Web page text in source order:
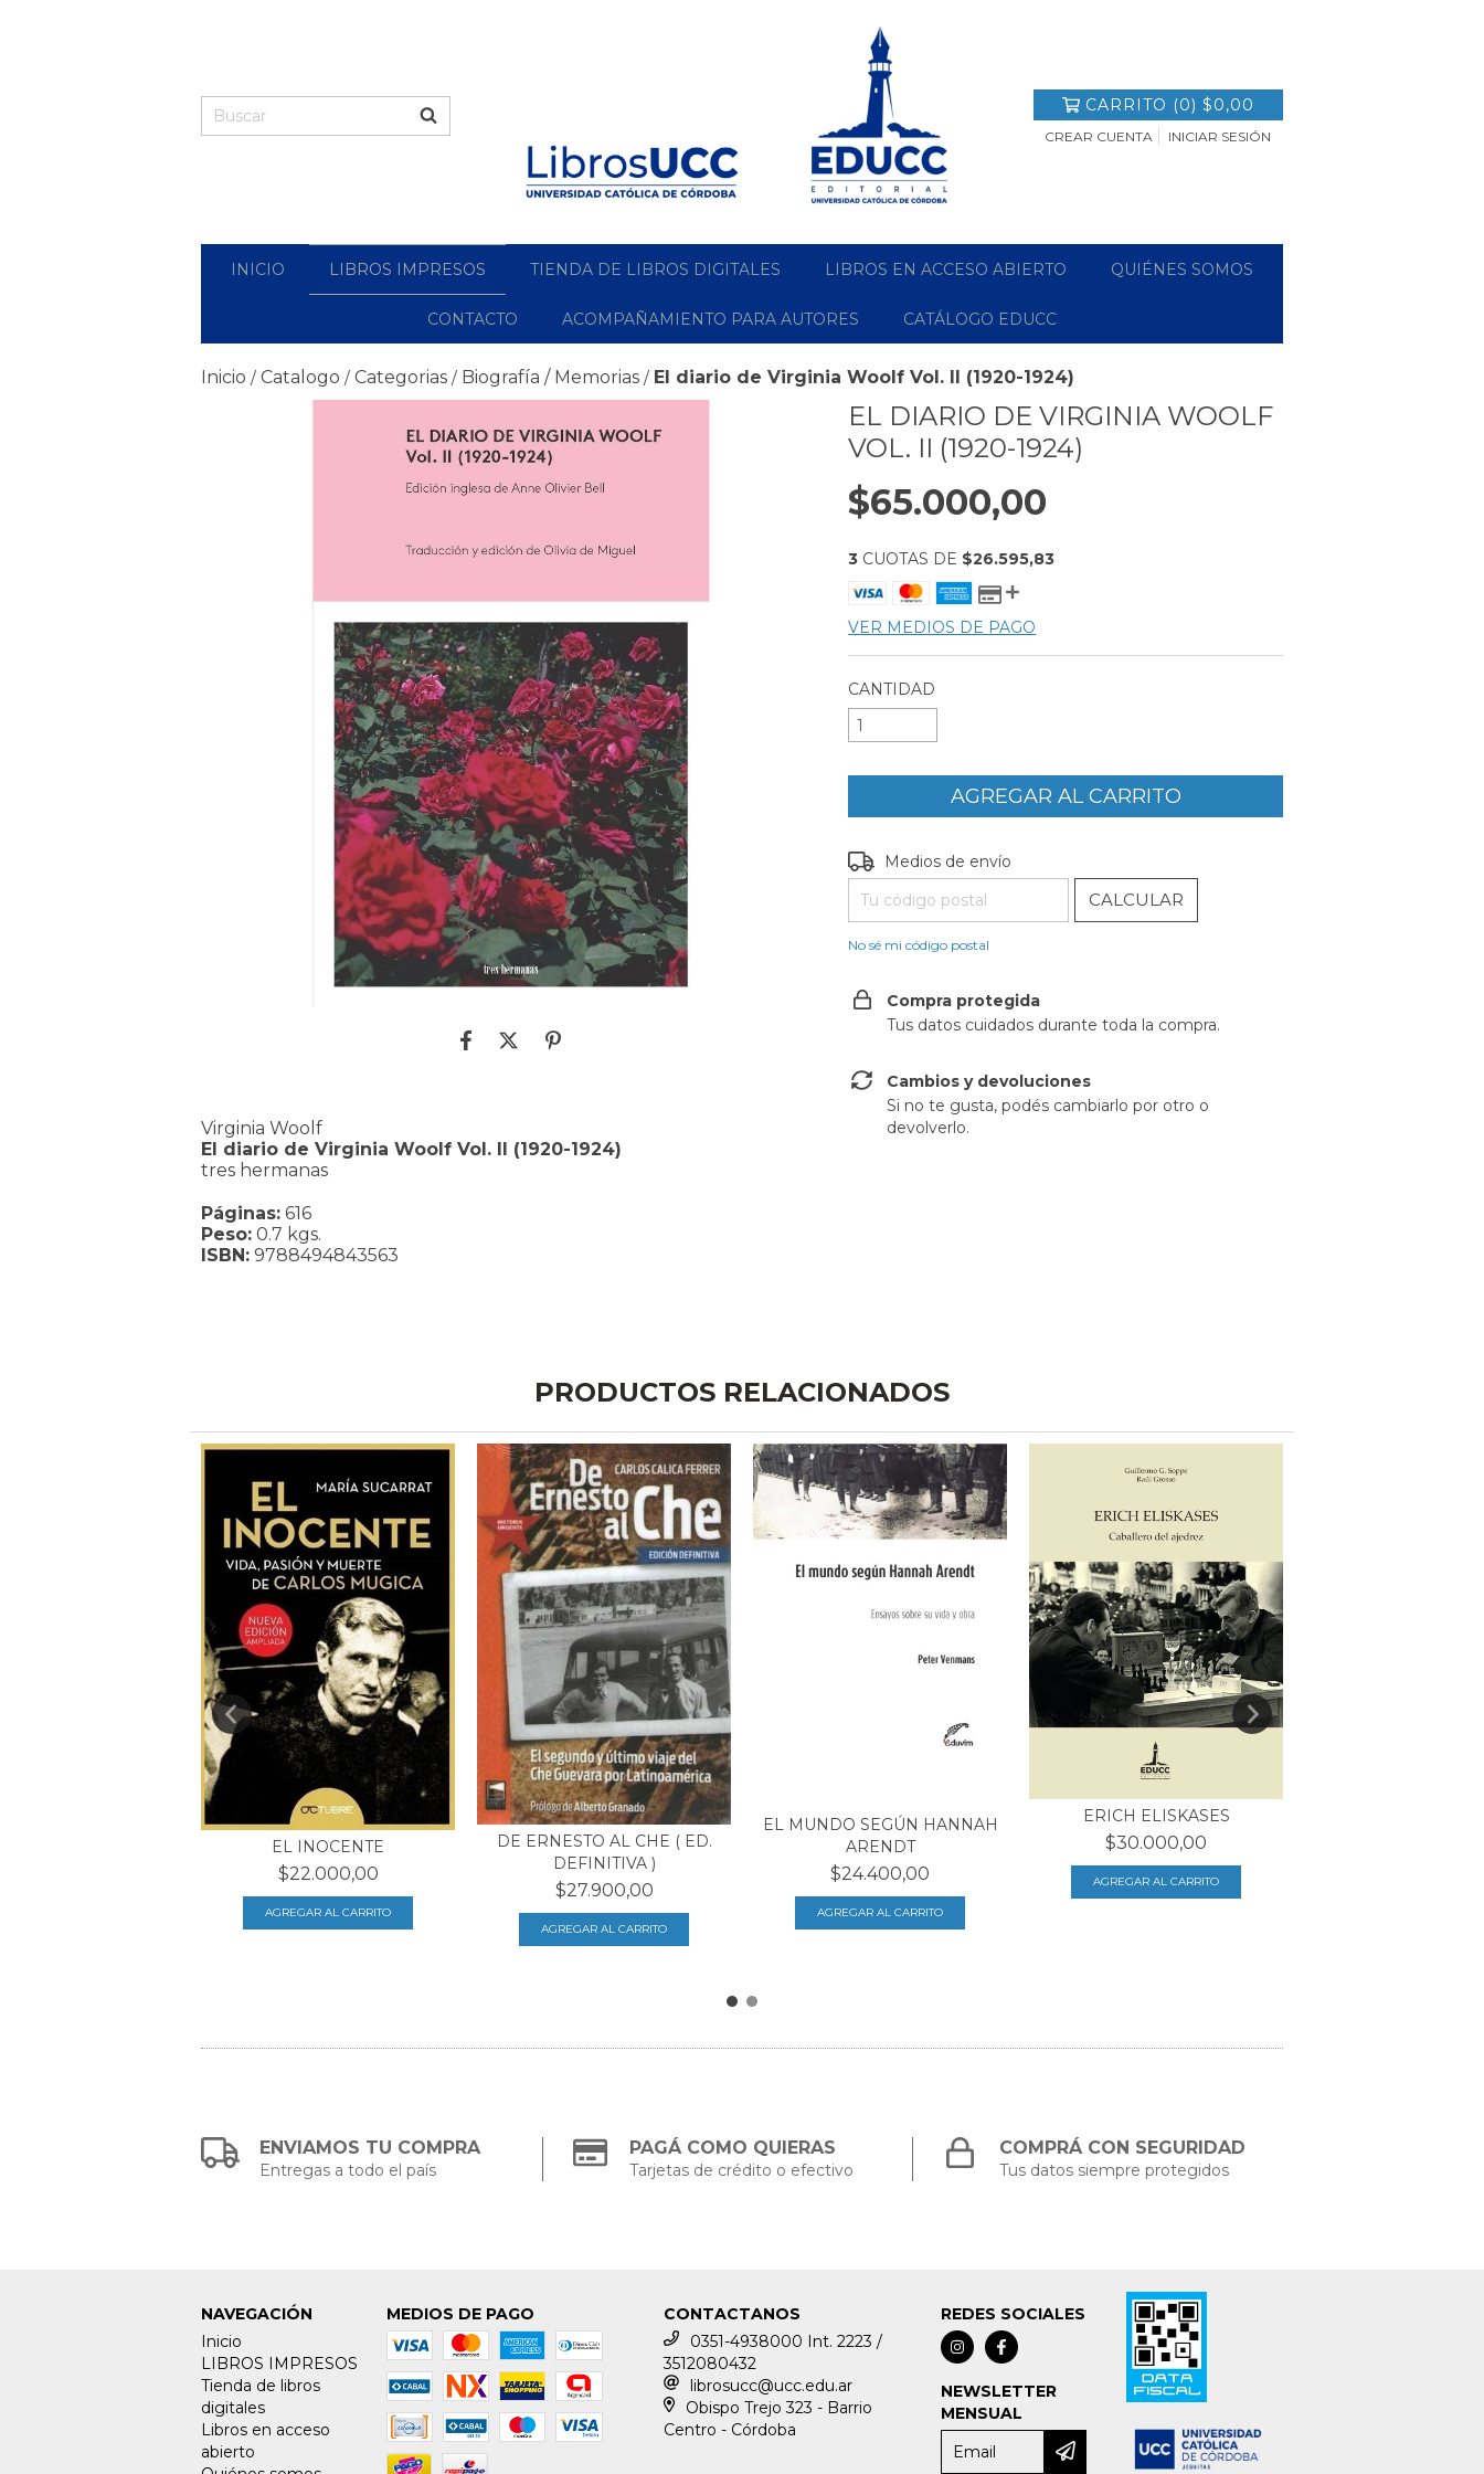
CARRITO (0) $0,00
CREAR CUENTA INICIAR SESIÓN
INICIO LIBROS IMPRESOS TIENDA DE LIBROS DIGITALES LIBROS EN ACCESO ABIERTO QUIÉNES SOMOS
CONTACTO ACOMPAÑAMIENTO PARA AUTORES CATÁLOGO EDUCC
Inicio / Catalogo / Categorias / Biografía / Memorias / El diario de Virginia Woolf Vol. II (1920-1924)
Virginia Woolf
El diario de Virginia Woolf Vol. II (1920-1924)
tres hermanas
Páginas: 616
Peso: 0.7 kgs.
ISBN: 9788494843563
EL DIARIO DE VIRGINIA WOOLF
VOL. II (1920-1924)
$65.000,00
3 CUOTAS DE $26.595,83
VER MEDIOS DE PAGO
CANTIDAD
Entregas para el CP:
Medios de envío
CALCULAR
No sé mi código postal
Compra protegida
Tus datos cuidados durante toda la compra.
Cambios y devoluciones
Si no te gusta, podés cambiarlo por otro o
devolverlo.
PRODUCTOS RELACIONADOS
EL INOCENTE
$22.000,00
DE ERNESTO AL CHE ( ED.
DEFINITIVA )
$27.900,00
EL MUNDO SEGÚN HANNAH
ARENDT
$24.400,00
ERICH ELISKASES
$30.000,00
ENVIAMOS TU COMPRA
Entregas a todo el país
PAGÁ COMO QUIERAS
Tarjetas de crédito o efectivo
COMPRÁ CON SEGURIDAD
Tus datos siempre protegidos
NAVEGACIÓN
Inicio
LIBROS IMPRESOS
Tienda de libros
digitales
Libros en acceso
abierto
MEDIOS DE PAGO
CONTACTANOS
0351-4938000 Int. 2223 /
3512080432
librosucc@ucc.edu.ar
Obispo Trejo 323 - Barrio
Centro - Córdoba
REDES SOCIALES
NEWSLETTER
MENSUAL